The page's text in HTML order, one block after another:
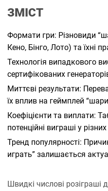
ЗМІСТ
Формати гри: Різновиди
Кено, Бінго, Лото) та їхні
Технологія випадкового
сертифікованих
Миттєві результати:
їх вплив на геймплей
Коефіцієнти та виплати:
потенційні виграші у
Тренд популярності:
играть” залишається
Швидкі числові